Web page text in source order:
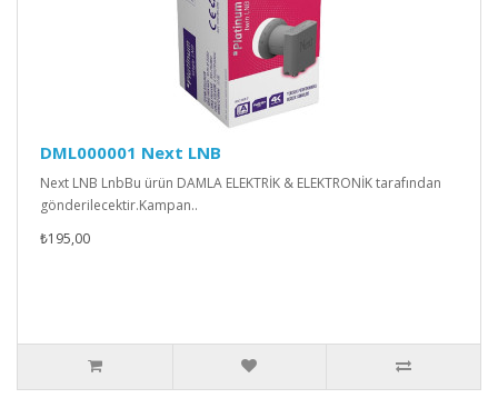
DML000001 Next LNB
Next LNB LnbBu ürün DAMLA ELEKTRİK & ELEKTRONİK tarafından
gönderilecektir.Kampan..
₺195,00